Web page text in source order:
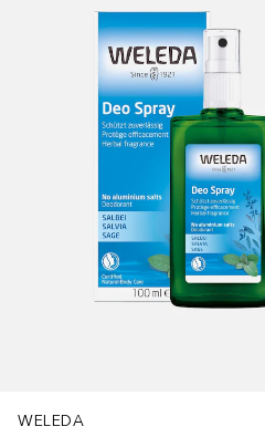
WELEDA